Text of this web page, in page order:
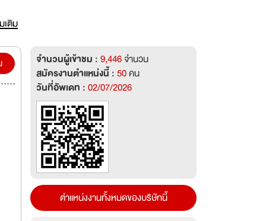
ละ
และ
เติม
จำนวนผู้เข้าชม :9,446จำนวน
สมัครงานตำแหน่งนี้ :50คน
วันที่อัพเดท :02/07/2026
ตำแหน่งงานทั้งหมดของบริษัทนี้